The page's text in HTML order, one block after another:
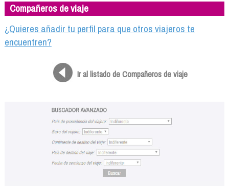
Libros
Compañeros de viaje
Compañeros de viaje
¿Quieres añadir tu perfil para que otros viajeros te
encuentren?
Ir al listado de Compañeros de viaje